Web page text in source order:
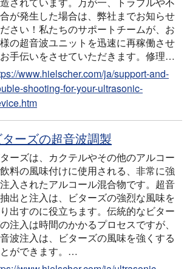
が発生した場合は、弊社までお知らせ
さい！私たちのサポートチームが、お
の超音波ユニットを迅速に再稼働させ
手伝いをさせていただきます。修理…
www.hielscher.com/ja/support-and-
shooting-for-your-ultrasonic-
ターズの超音波調製
ーズは、カクテルやその他のアルコー
料の風味付けに使用される、非常に強
入されたアルコール混合物です。超音
出と注入は、ビターズの強烈な風味を
出すのに役立ちます。伝統的なビター
注入は時間のかかるプロセスですが、
波注入は、ビターズの風味を強くする
ができます。…